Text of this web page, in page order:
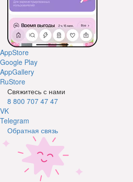
AppStore
Google Play
AppGallery
RuStore
Свяжитесь с нами
8 800 707 47 47
VK
Telegram
Обратная связь